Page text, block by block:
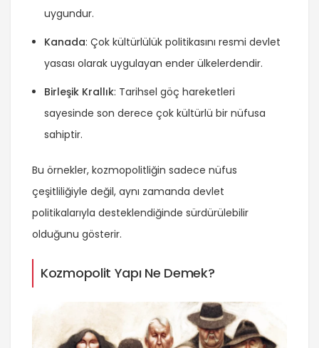
uygundur.
Kanada: Çok kültürlülük politikasını resmi devlet
yasası olarak uygulayan ender ülkelerdendir.
Birleşik Krallık: Tarihsel göç hareketleri
sayesinde son derece çok kültürlü bir nüfusa
sahiptir.
Bu örnekler, kozmopolitliğin sadece nüfus
çeşitliliğiyle değil, aynı zamanda devlet
politikalarıyla desteklendiğinde sürdürülebilir
olduğunu gösterir.
Kozmopolit Yapı Ne Demek?